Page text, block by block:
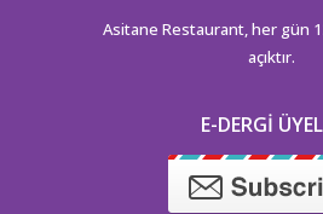
Asitane Restaurant, her gün
açıktır.
E-DERGI